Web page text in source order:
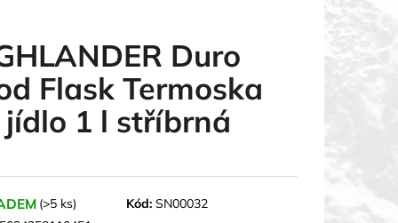
Duro
Flask Termoska
jídlo 1 l stříbrná
(>5 ks) Kód: SN00032
BĚŽECKÉ TRAILOVÉ